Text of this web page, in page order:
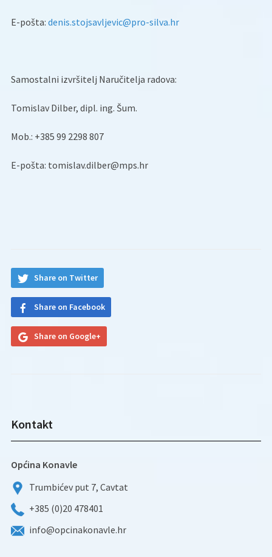
E-pošta: denis.stojsavljevic@pro-silva.hr
Samostalni izvršitelj Naručitelja radova:
Tomislav Dilber, dipl. ing. Šum.
Mob.: +385 99 2298 807
E-pošta: tomislav.dilber@mps.hr
Share on Twitter
Share on Facebook
Share on Google+
Kontakt
Općina Konavle
Trumbićev put 7, Cavtat
+385 (0)20 478401
info@opcinakonavle.hr